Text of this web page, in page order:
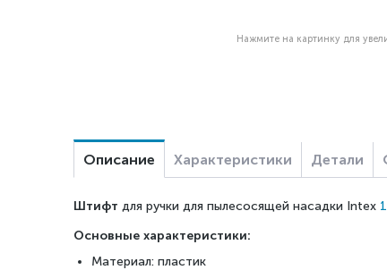
Нажмите на картинку для
Описание Характеристики Детали
Штифт для ручки для пылесосящей насадки Intex
Основные характеристики:
Материал: пластик